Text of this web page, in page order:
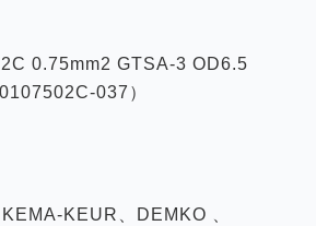
0.75mm2 GTSA-3 OD6.5
037）
KEUR、DEMKO 、